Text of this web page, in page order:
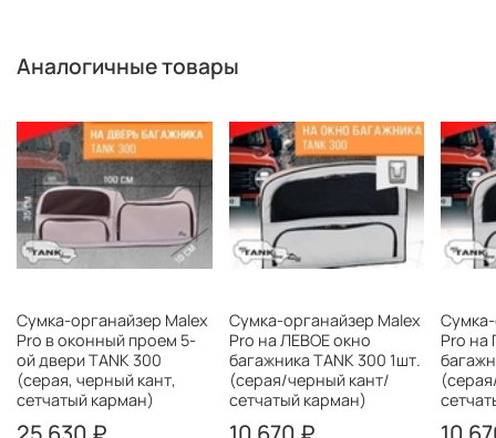
Аналогичные товары
Сумка-органайзер Malex
Pro в оконный проем 5-
ой двери TANK 300
(серая, черный кант,
сетчатый карман)
Сумка-органайзер Malex
Pro на ЛЕВОЕ окно
багажника TANK 300 1шт.
(серая/черный кант/
сетчатый карман)
Pro на